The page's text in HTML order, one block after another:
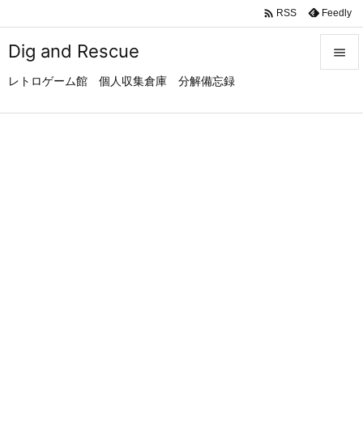
Dig and Rescue
レトロゲーム館 個人収集倉庫 分解備忘録

 RSS Feedly